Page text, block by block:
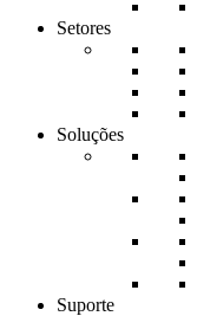
Setores
Soluções
Suporte